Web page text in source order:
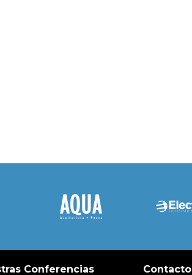
Conferencias Contacto